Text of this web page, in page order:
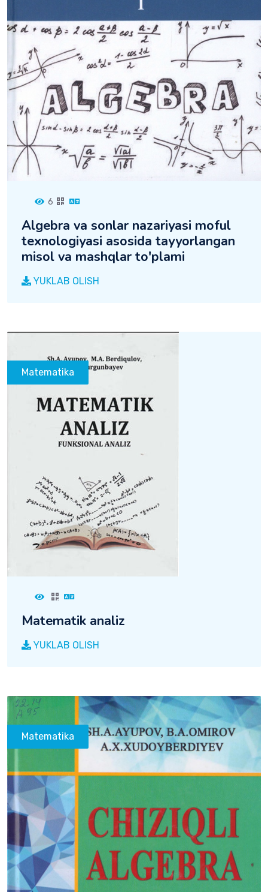
6
Algebra va sonlar nazariyasi moful
texnologiyasi asosida tayyorlangan
misol va mashqlar to'plami
YUKLAB OLISH
Matematika
Matematik analiz
YUKLAB OLISH
Matematika